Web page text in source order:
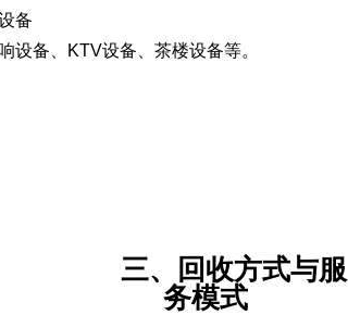
备
设备、KTV设备、茶楼设备等。
三、回收方式与服
务模式